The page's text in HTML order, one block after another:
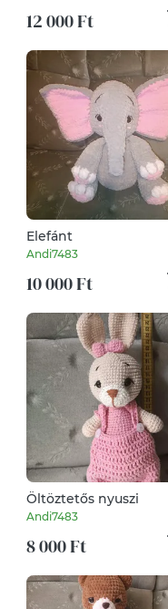
12 000 Ft
Elefánt
Andi7483
10 000 Ft
Öltöztetős nyuszi
Andi7483
8 000 Ft